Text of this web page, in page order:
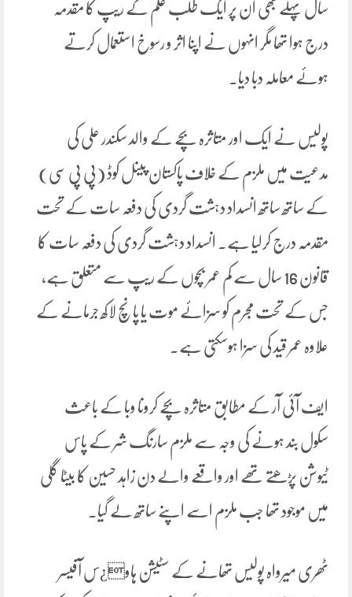
سال پہلے بھی ان پر ایک طلب علم کے ریپ کا مقدمہ
درج ہوا تھا مگر انہوں نے اپنا اثر و رسوخ استعمال کرتے
ہوئے معاملہ دبا دیا۔
پولیس نے ایک اور متاثرہ بچے کے والد سکندر علی کی
مدعیت میں ملزم کے خلاف پاکستان پینل کوڈ (پی پی سی)
کے ساتھ ساتھ انسداد دہشت گردی کی دفعہ سات کے تحت
مقدمہ درج کرلیا ہے۔ انسداد دہشت گردی کی دفعہ سات کا
قانون 16 سال سے کم عمر بچوں کے ریپ سے متعلق ہے،
جس کے تحت مجرم کو سزائے موت یا پانچ لاکھ جرمانے کے
علاوہ عمر قید کی سزا ہوسکتی ہے۔
ایف آئی آر کے مطابق متاثرہ بچے کرونا وبا کے باعث
سکول بند ہونے کی وجہ سے ملزم سارنگ شر کے پاس
ٹیوشن پڑھتے تھے اور واقعے والے دن زاہد حسین کا بیٹا گلی
میں موجود تھا جب ملزم اسے اپنے ساتھ لے گیا۔
ٹھری میرواہ پولیس تھانے کے سٹیشن ہاو¿س آفیسر